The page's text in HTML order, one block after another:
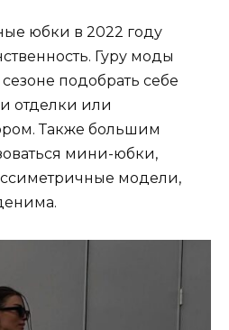
юбки в 2022 году
Гуру моды
подобрать себе
отделки или
Также большим
мини-юбки,
модели,